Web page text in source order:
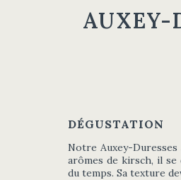
AUXEY-
DÉGUSTATION
Notre Auxey-
arômes de kirsch, il se
du temps. Sa texture